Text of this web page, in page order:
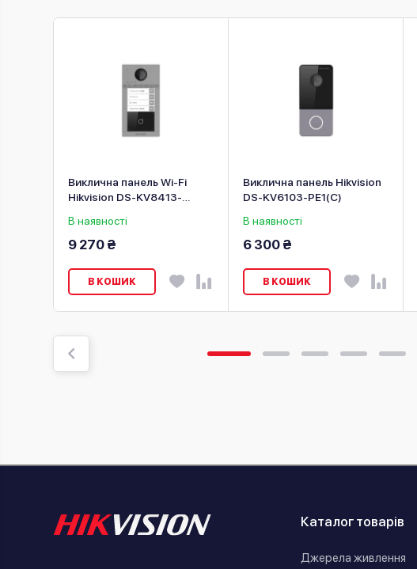
Виклична панель Wi-Fi
Hikvision DS-KV8413-
В наявності
9 270 ₴
В КОШИК
Виклична панель Hikvision
DS-KV6103-PE1(С)
В наявності
6 300 ₴
В КОШИК
Каталог товарів
Джерела живлення